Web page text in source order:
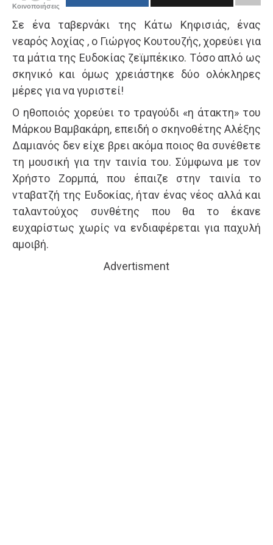
Κοινοποιήσεις
Σε ένα ταβερνάκι της Κάτω Κηφισιάς, ένας
νεαρός λοχίας , ο Γιώργος Κουτουζής, χορεύει για
τα μάτια της Ευδοκίας ζεϊμπέκικο. Τόσο απλό ως
σκηνικό και όμως χρειάστηκε δύο ολόκληρες
μέρες για να γυριστεί!
Ο ηθοποιός χορεύει το τραγούδι «η άτακτη» του
Μάρκου Βαμβακάρη, επειδή ο σκηνοθέτης Αλέξης
Δαμιανός δεν είχε βρει ακόμα ποιος θα συνέθετε
τη μουσική για την ταινία του. Σύμφωνα με τον
Χρήστο Ζορμπά, που έπαιζε στην ταινία το
νταβατζή της Ευδοκίας, ήταν ένας νέος αλλά και
ταλαντούχος συνθέτης που θα το έκανε
ευχαρίστως χωρίς να ενδιαφέρεται για παχυλή
αμοιβή.
Advertisment